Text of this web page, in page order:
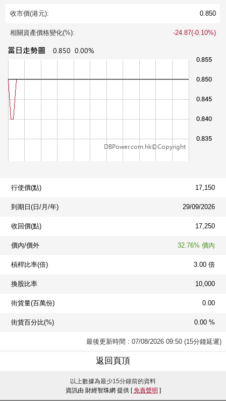
收市價(港元): 0.850
相關資產價格變化(%): -24.87(-0.10%)
行使價(點) 17,150
到期日(日/月/年) 29/09/2026
收回價(點) 17,250
價內/價外 32.76% 價內
槓桿比率(倍) 3.00 倍
換股比率 10,000
街貨量(百萬份) 0.00
街貨百分比(%) 0.00 %
最後更新時間 : 07/08/2026 09:50 (15分鐘延遲)
返回頁頂
以上數據為最少15分鐘前的資料
資訊由 財經智珠網 提供 [免責聲明 ]